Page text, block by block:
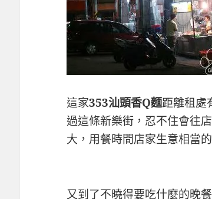
這家353汕頭香Q麵距離租處
過這條新樂街，忍不住會往
大，用餐時間店家生意相當的
又到了不曉得要吃什麼的晚